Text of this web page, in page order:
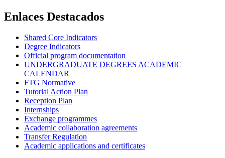
Enlaces Destacados
Shared Core Indicators
Degree Indicators
Official program documentation
UNDERGRADUATE DEGREES ACADEMIC
CALENDAR
FTG Normative
Tutorial Action Plan
Reception Plan
Internships
Exchange programmes
Academic collaboration agreements
Transfer Regulation
Academic applications and certificates